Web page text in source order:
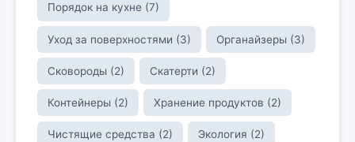
Порядок на кухне (7)
Уход за поверхностями (3) Органайзеры (3)
Сковороды (2) Скатерти (2)
Контейнеры (2) Хранение продуктов (2)
Чистящие средства (2) Экология (2)